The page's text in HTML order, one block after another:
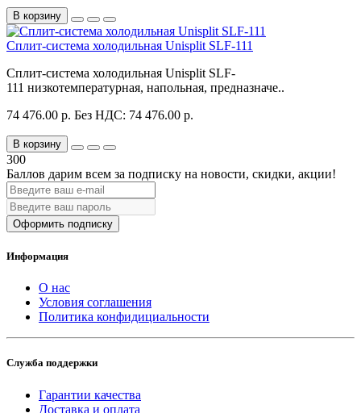
В корзину
Сплит-система холодильная Unisplit SLF-111
Сплит-система холодильная Unisplit SLF-
111 низкотемпературная, напольная, предназначе..
74 476.00 р. Без НДС: 74 476.00 р.
В корзину
300
Баллов дарим всем за подписку на новости, скидки, акции!
Оформить подписку
Информация
О нас
Условия соглашения
Политика конфидициальности
Служба поддержки
Гарантии качества
Доставка и оплата